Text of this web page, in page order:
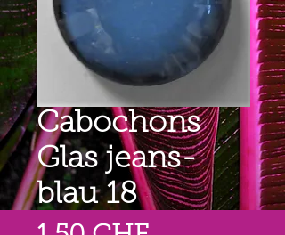
Cabochons
Glas jeans-
blau 18